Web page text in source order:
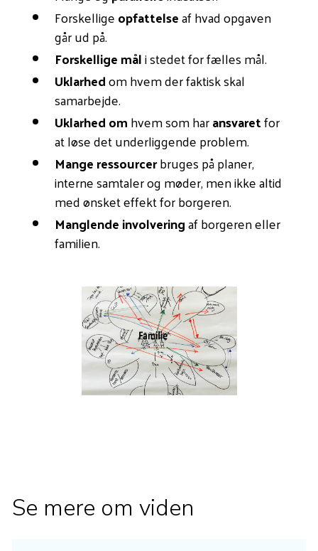
Forskelligeopfattelseaf hvad opgaven
går ud på.
Forskellige måli stedet for fælles mål.
Uklarhedom hvem der faktisk skal
samarbejde.
Uklarhed omhvem som haransvaretfor
at løse det underliggende problem.
Mange ressourcerbruges på planer,
interne samtaler og møder, men ikke altid
med ønsket effekt for borgeren.
Manglende involveringaf borgeren eller
familien.
Se mere om viden